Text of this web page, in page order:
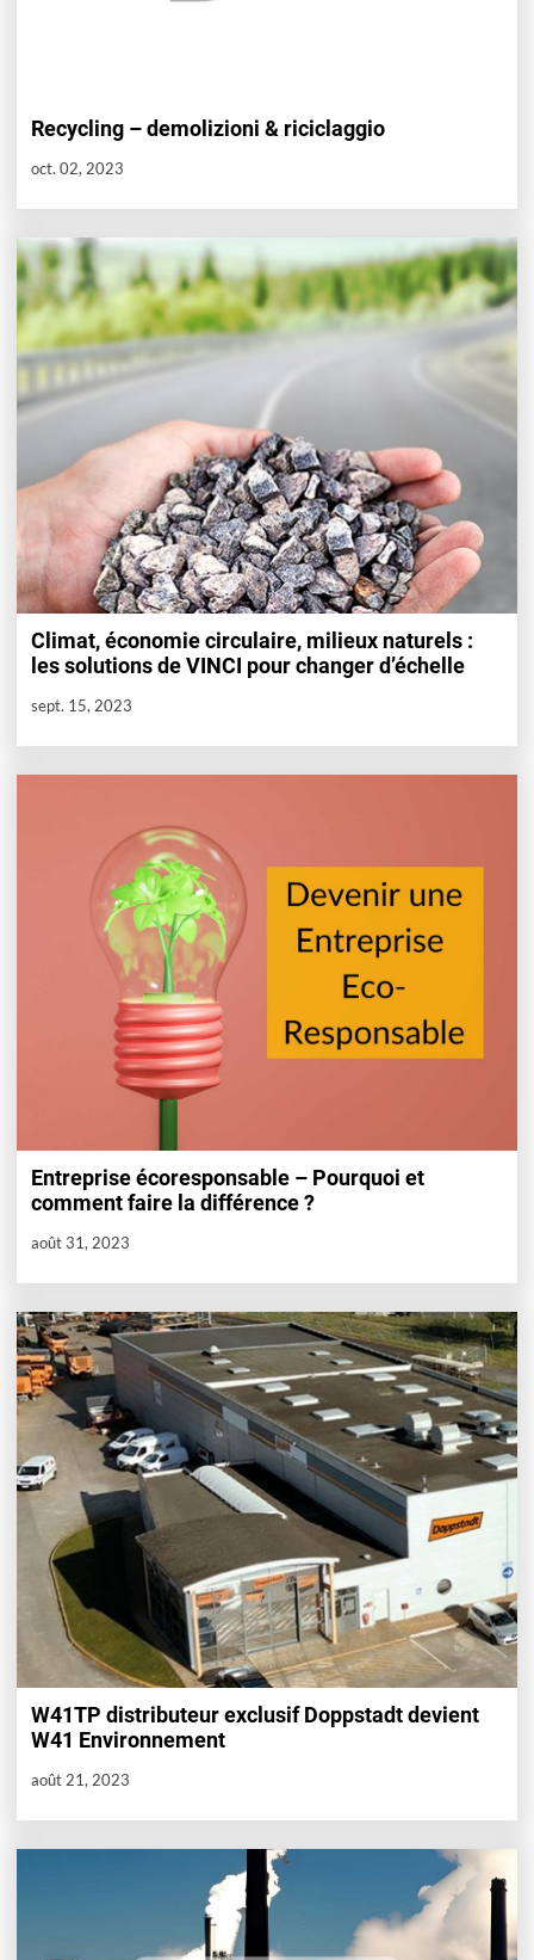
Recycling – demolizioni & riciclaggio
oct. 02, 2023
Climat, économie circulaire, milieux naturels :
les solutions de VINCI pour changer d’échelle
sept. 15, 2023
Entreprise écoresponsable – Pourquoi et
comment faire la différence ?
août 31, 2023
W41TP distributeur exclusif Doppstadt devient
W41 Environnement
août 21, 2023